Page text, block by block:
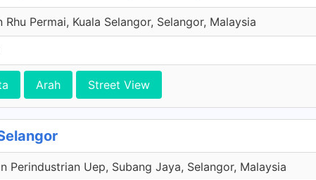
Rhu Permai, Kuala Selangor, Selangor, Malaysia
Arah Street View
Perindustrian Uep, Subang Jaya, Selangor, Malaysia